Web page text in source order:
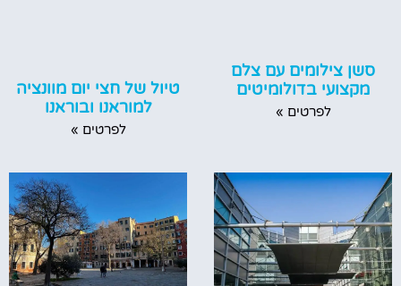
סשן צילומים עם צלם
מקצועי בדולומיטים
לפרטים »
טיול של חצי יום מוונציה
למוראנו ובוראנו
לפרטים »